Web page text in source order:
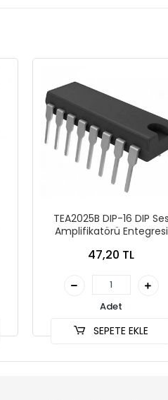
TEA2025B DIP-16 DIP Ses
Amplifikatörü Entegresi
47,20 TL
Adet
SEPETE EKLE